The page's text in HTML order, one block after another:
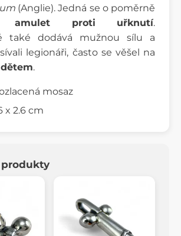
(Anglie). Jedná se o poměrně
amulet proti uřknutí.
také dodává mužnou sílu a
legionáři, často se věšel na
dětem.
mosaz
x 2.6 cm
produkty